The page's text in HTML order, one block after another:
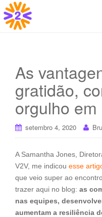
As
gratidão,
orgulho
setembro 4, 2020
A Samantha Jones,
V2V, me indicou esse
que veio super ao
trazer aqui no blog: as
nas equipes,
aumentam a resiliência